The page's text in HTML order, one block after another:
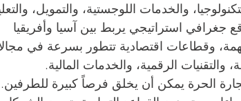
والخدمات اللوجستية، والتمويل،
جغرافي استراتيجي يربط بين آسيا وأفريقيا
وقطاعات اقتصادية تتطور بسرعة في
والتقنيات الرقمية، والخدمات المالية.
الحرة يمكن أن يخلق فرصاً كبيرة